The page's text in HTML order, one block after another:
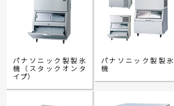
パナソニック製製氷
機（スタックオンタ
イプ）
パナソニック製製氷
機